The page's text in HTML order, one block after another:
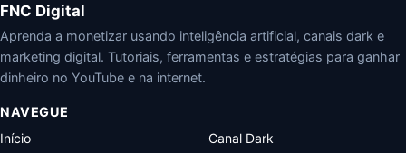
FNC Digital
Aprenda a monetizar usando inteligência artificial, canais dark e
marketing digital. Tutoriais, ferramentas e estratégias para ganhar
dinheiro no YouTube e na internet.
NAVEGUE
Início
Canal Dark